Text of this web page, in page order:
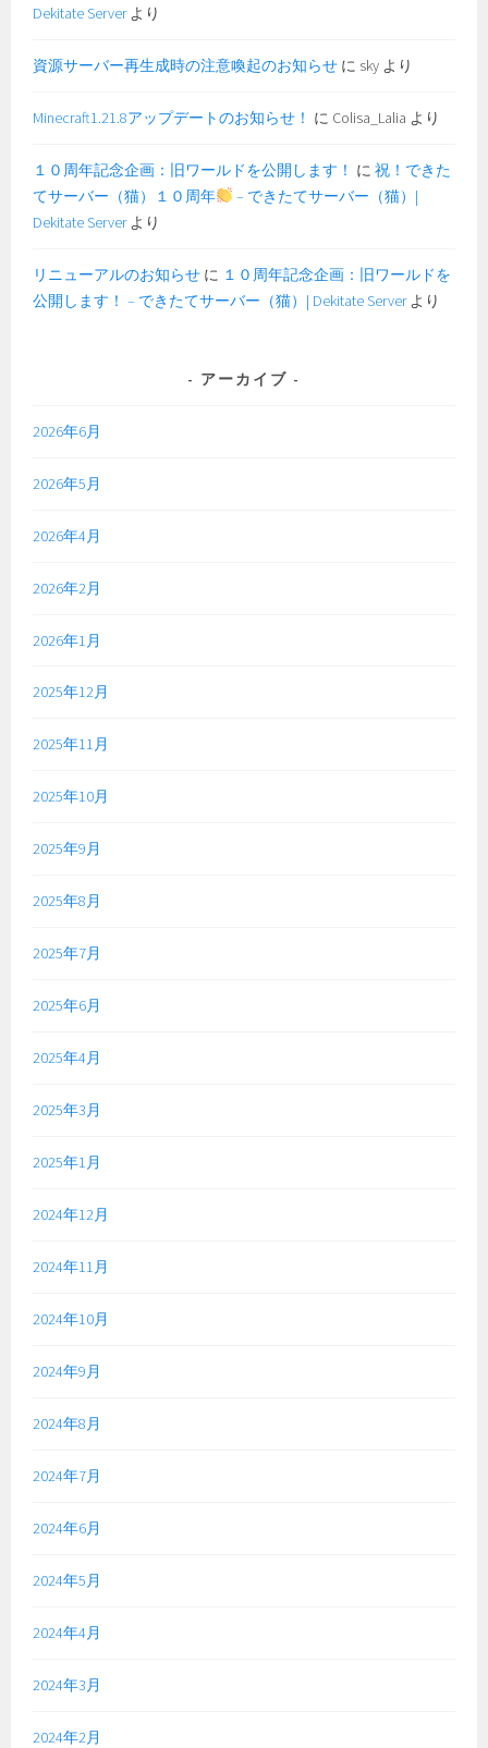
Dekitate Serverより
資源サーバー再生成時の注意喚起のお知らせ に sky より
Minecraft1.21.8アップデートのお知らせ！ に Colisa_Lalia より
１０周年記念企画：旧ワールドを公開します！ に祝！できた
てサーバー（猫）１０周年
– できたてサーバー（猫）|
Dekitate Serverより
リニューアルのお知らせ に １０周年記念企画：旧ワールドを
公開します！ – できたてサーバー（猫）| Dekitate Serverより
アーカイブ
2026年6月
2026年5月
2026年4月
2026年2月
2026年1月
2025年12月
2025年11月
2025年10月
2025年9月
2025年8月
2025年7月
2025年6月
2025年4月
2025年3月
2025年1月
2024年12月
2024年11月
2024年10月
2024年9月
2024年8月
2024年7月
2024年6月
2024年5月
2024年4月
2024年3月
2024年2月